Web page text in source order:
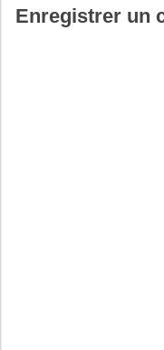
Enregistrer un